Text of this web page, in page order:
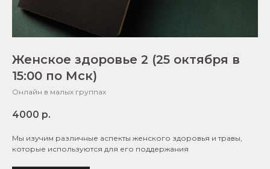
Женское здоровье 2 (25 октября в
15:00 по Мск)
Онлайн в малых группах
4000 р.
Мы изучим различные аспекты женского здоровья и травы,
которые используются для его поддержания